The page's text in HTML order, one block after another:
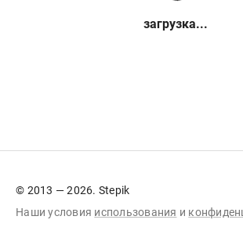
загрузка...
© 2013 — 2026. Stepik
Наши условия использования и